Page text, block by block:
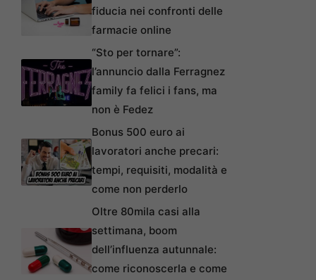
fiducia nei confronti delle
farmacie online
“Sto per tornare”:
l’annuncio dalla Ferragnez
family fa felici i fans, ma
non è Fedez
Bonus 500 euro ai
lavoratori anche precari:
tempi, requisiti, modalità e
come non perderlo
Oltre 80mila casi alla
settimana, boom
dell’influenza autunnale:
come riconoscerla e come